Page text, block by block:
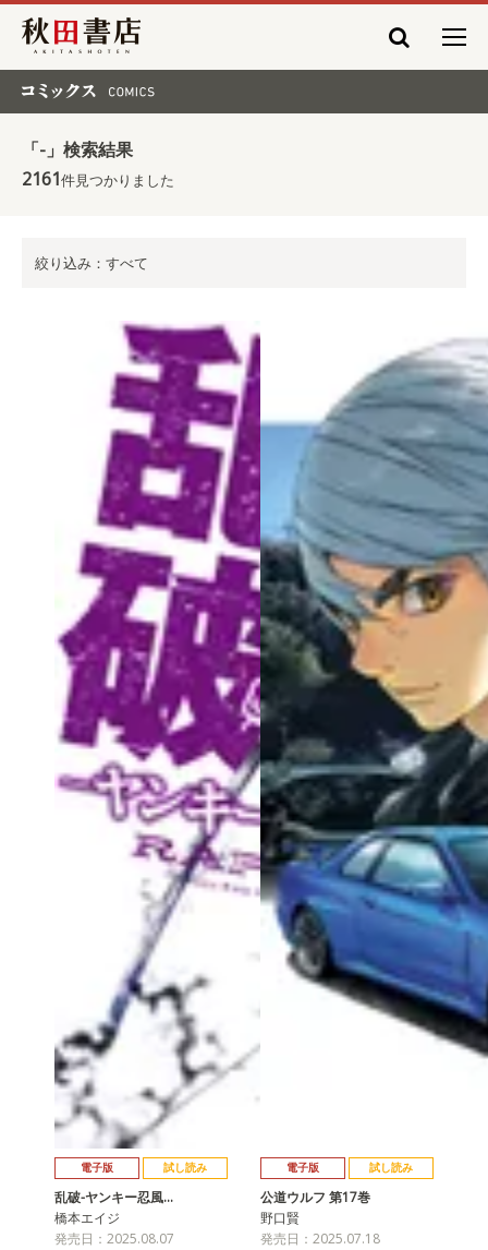
秋田書店
「-」検索結果
2161件見つかりました
絞り込み：すべて
電子版 試し読み
乱破-ヤンキー忍風…
橋本エイジ
発売日：2025.08.07
電子版 試し読み
公道ウルフ 第17巻
野口賢
発売日：2025.07.18